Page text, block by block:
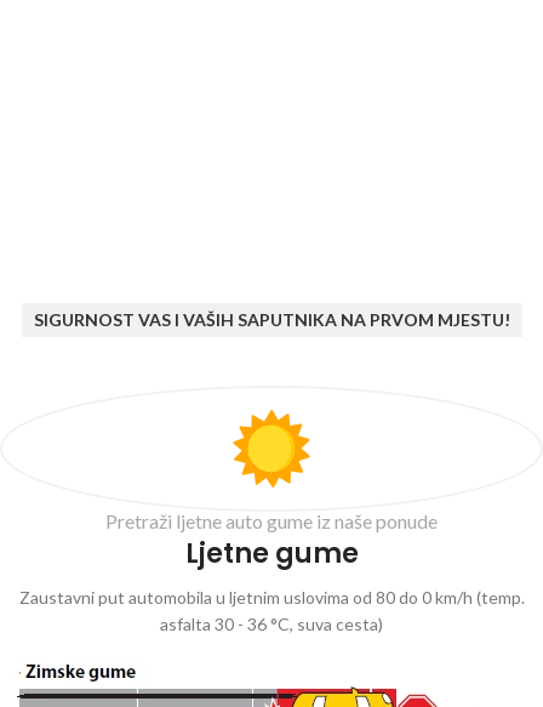
SIGURNOST VAS I VAŠIH SAPUTNIKA NA PRVOM MJESTU!
Pretraži ljetne auto gume iz naše ponude
Ljetne gume
Zaustavni put automobila u ljetnim uslovima od 80 do 0 km/h (temp.
asfalta 30 - 36 °C, suva cesta)